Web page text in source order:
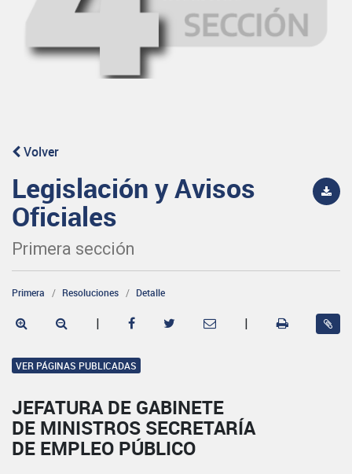
Volver
Legislación y Avisos
Oficiales
Primera sección
Primera Resoluciones Detalle
| |
VER PÁGINAS PUBLICADAS
JEFATURA DE GABINETE
DE MINISTROS SECRETARÍA
DE EMPLEO PÚBLICO